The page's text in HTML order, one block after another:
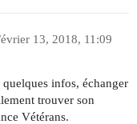
13, 2018, 11:09
infos, échanger
trouver son
Vétérans.